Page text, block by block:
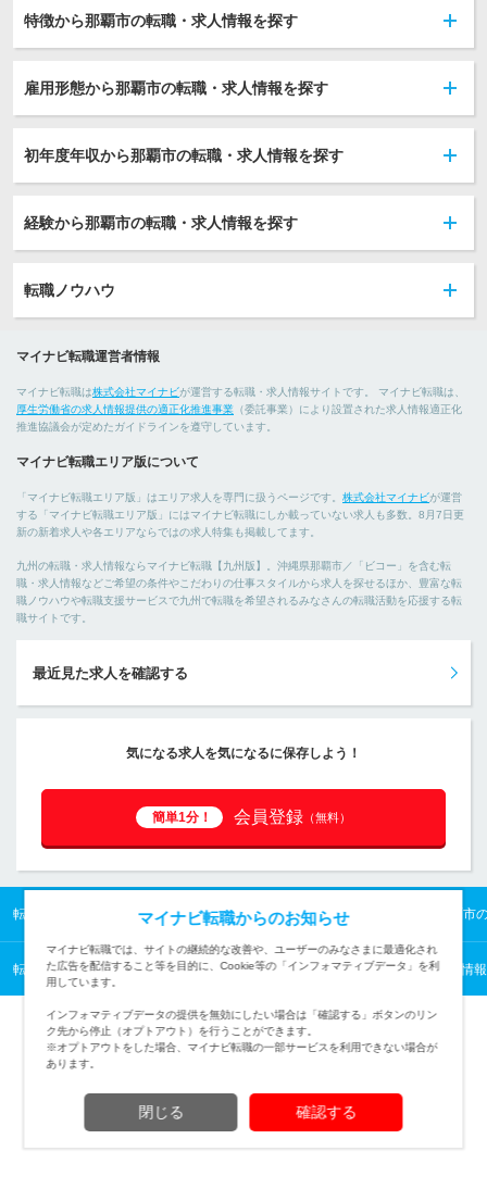
特徴から那覇市の転職・求人情報を探す
雇用形態から那覇市の転職・求人情報を探す
初年度年収から那覇市の転職・求人情報を探す
経験から那覇市の転職・求人情報を探す
転職ノウハウ
マイナビ転職運営者情報
マイナビ転職は株式会社マイナビが運営する転職・求人情報サイトです。 マイナビ転職は、
厚生労働省の求人情報提供の適正化推進事業 （委託事業）により設置された求人情報適正化
推進協議会が定めたガイドラインを遵守しています。
マイナビ転職エリア版について
「マイナビ転職エリア版」はエリア求人を専門に扱うページです。 株式会社マイナビが運営
する「マイナビ転職エリア版」にはマイナビ転職にしか載っていない求人も多数。8月7日更
新の新着求人や各エリアならではの求人特集も掲載してます。
九州の転職・求人情報ならマイナビ転職【九州版】。沖縄県那覇市／「ビコー」を含む転
職・求人情報などご希望の条件やこだわりの仕事スタイルから求人を探せるほか、豊富な転
職ノウハウや転職支援サービスで九州で転職を希望されるみなさんの転職活動を応援する転
職サイトです。
最近見た求人を確認する
気になる求人を気になるに保存しよう！
簡単1分！ 会員登録 （無料）
転職TOP 九州の転職・求人情報TOP 沖縄県の転職・求人情報一覧 那覇市
転職TOP 九州の転職・求人情報TOP 九州／「ビコー」を含む転職・求人情
(c) Mynavi Corporation
マイナビ転職からのお知らせ
マイナビ転職では、サイトの継続的な改善や、ユーザーのみなさまに最適化され
た広告を配信すること等を目的に、Cookie等の「インフォマティブデータ」を利
用しています。
インフォマティブデータの提供を無効にしたい場合は「確認する」ボタンのリン
ク先から停止（オプトアウト）を行うことができます。
※オプトアウトをした場合、マイナビ転職の一部サービスを利用できない場合が
あります。
閉じる 確認する